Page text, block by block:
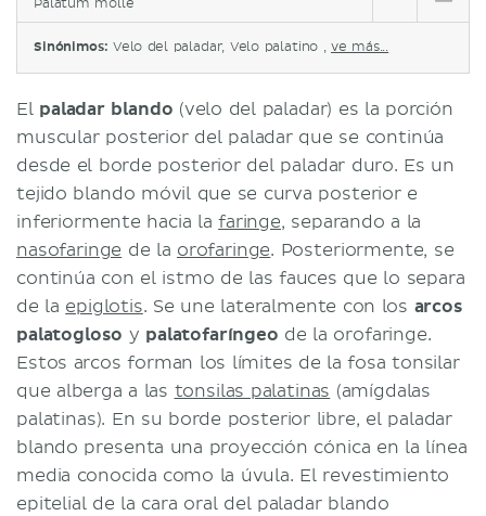
Palatum molle
Sinónimos: Velo del paladar, Velo palatino ,ve más...
El paladar blando (velo del paladar) es la porción
muscular posterior del paladar que se continúa
desde el borde posterior del paladar duro. Es un
tejido blando móvil que se curva posterior e
inferiormente hacia lafaringe, separando a la
nasofaringe de la orofaringe. Posteriormente, se
continúa con el istmo de las fauces que lo separa
de la epiglotis. Se une lateralmente con los arcos
palatogloso y palatofaríngeo de la orofaringe.
Estos arcos forman los límites de la fosa tonsilar
que alberga a las tonsilas palatinas (amígdalas
palatinas). En su borde posterior libre, el paladar
blando presenta una proyección cónica en la línea
media conocida como la úvula. El revestimiento
epitelial de la cara oral del paladar blando